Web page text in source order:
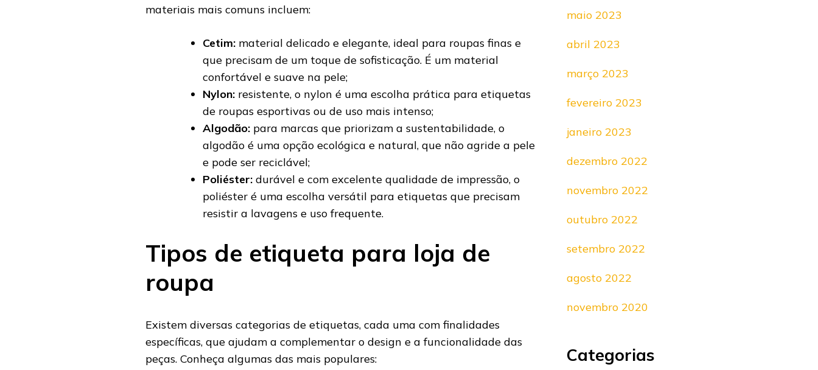
materiais mais comuns incluem:
Cetim: material delicado e elegante, ideal para roupas finas e
que precisam de um toque de sofisticação. É um material
confortável e suave na pele;
Nylon: resistente, o nylon é uma escolha prática para etiquetas
de roupas esportivas ou de uso mais intenso;
Algodão: para marcas que priorizam a sustentabilidade, o
algodão é uma opção ecológica e natural, que não agride a pele
e pode ser reciclável;
Poliéster: durável e com excelente qualidade de impressão, o
poliéster é uma escolha versátil para etiquetas que precisam
resistir a lavagens e uso frequente.
Tipos de etiqueta para loja de
roupa
Existem diversas categorias de etiquetas, cada uma com finalidades
específicas, que ajudam a complementar o design e a funcionalidade das
peças. Conheça algumas das mais populares:
maio 2023
abril 2023
março 2023
fevereiro 2023
janeiro 2023
dezembro 2022
novembro 2022
outubro 2022
setembro 2022
agosto 2022
novembro 2020
Categorias